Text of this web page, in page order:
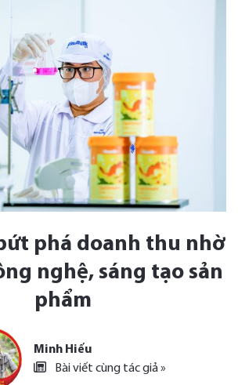
phá doanh thu nhờ
nghệ, sáng tạo sản
phẩm
Minh Hiếu
Bài viết cùng tác giả »